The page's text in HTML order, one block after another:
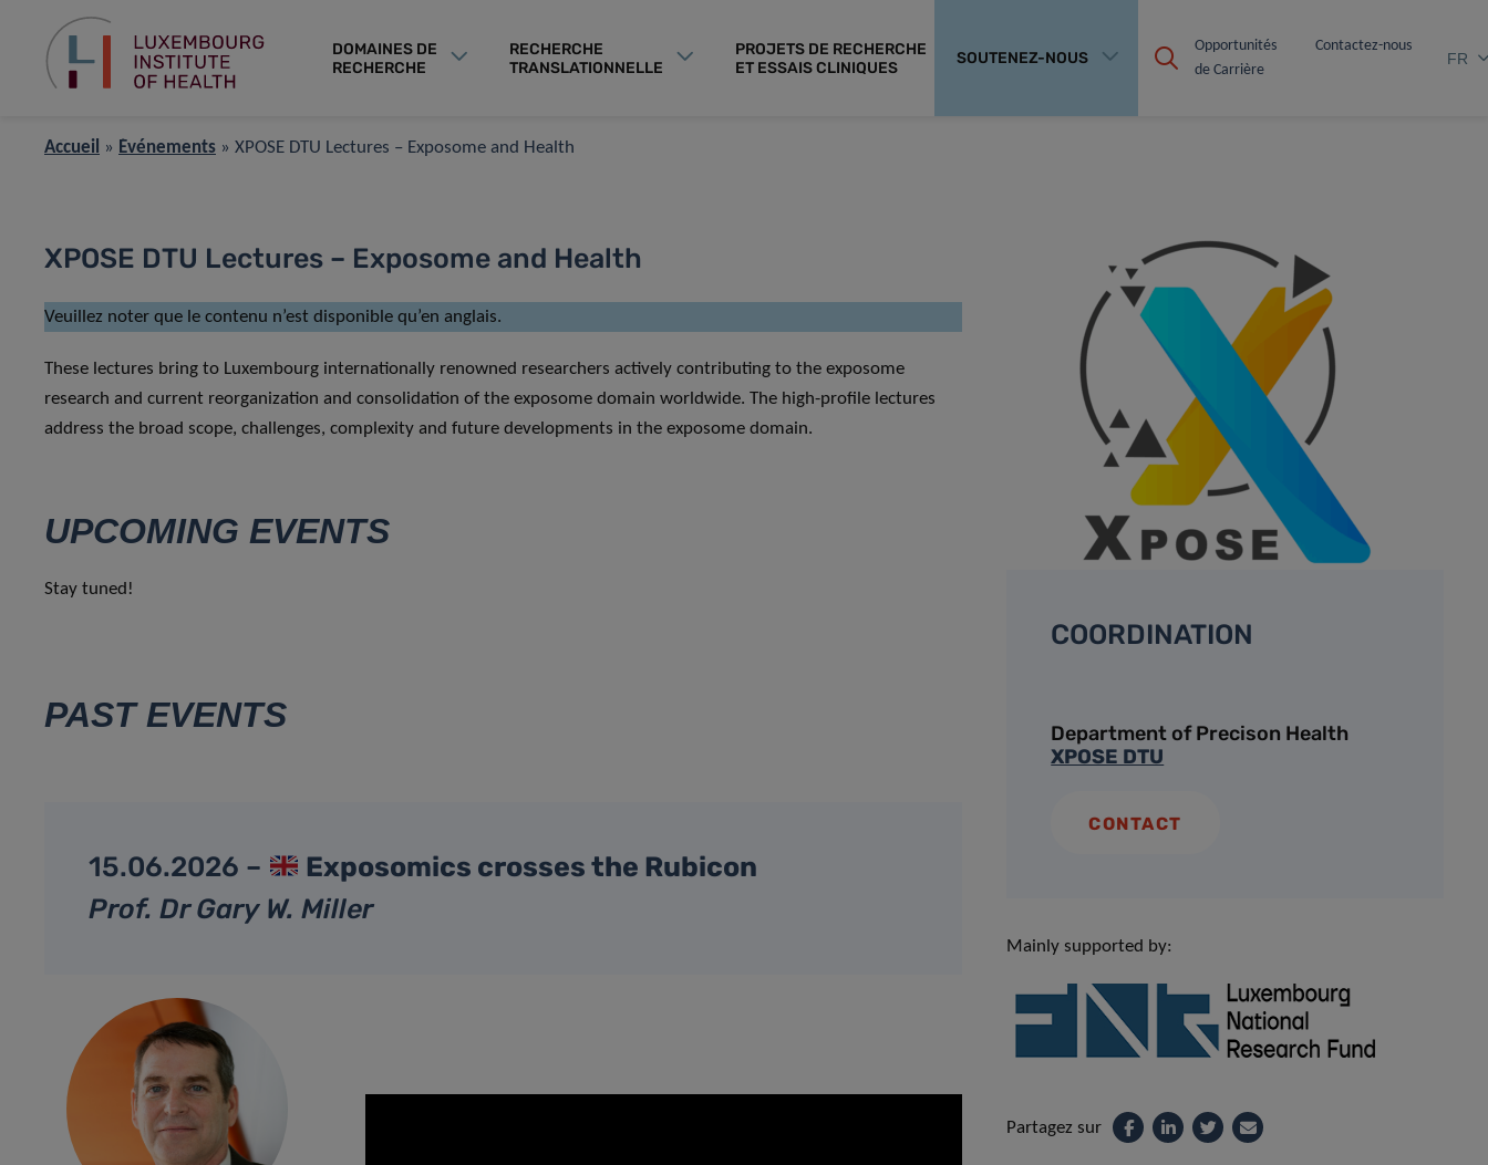
DOMAINES DE
RECHERCHE
RECHERCHE
TRANSLATIONNELLE
PROJETS DE RECHERCHE
ET ESSAIS CLINIQUES
SOUTENEZ-NOUS
Opportunités
de Carrière
Contactez-nous
FR
Accueil » Événements » XPOSE DTU Lectures – Exposome and Health
XPOSE DTU Lectures – Exposome and Health
Veuillez noter que le contenu n’est disponible qu’en anglais.
These lectures bring to Luxembourg internationally renowned researchers actively contributing to the exposome
research and current reorganization and consolidation of the exposome domain worldwide. The high-profile lectures
address the broad scope, challenges, complexity and future developments in the exposome domain.
UPCOMING EVENTS
Stay tuned!
PAST EVENTS
15.06.2026 –
Exposomics crosses the Rubicon
Prof. Dr Gary W. Miller
COORDINATION
Department of Precison Health
XPOSE DTU
CONTACT
Mainly supported by:
Partagez sur